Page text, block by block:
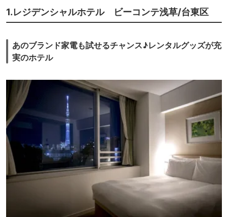
1.レジデンシャルホテル ビーコンテ浅草/台東区
あのブランド家電も試せるチャンス♪レンタルグッズが充
実のホテル